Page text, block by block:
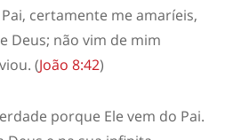
certamente me amaríeis,
Deus; não vim de mim
(João 8:42)
porque Ele vem do Pai.